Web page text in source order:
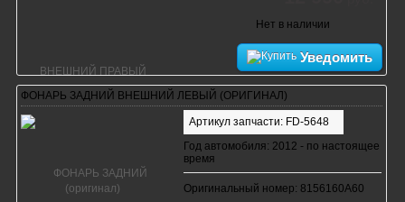
Нет в наличии
Уведомить
ФОНАРЬ ЗАДНИЙ ВНЕШНИЙ ЛЕВЫЙ (ОРИГИНАЛ)
Артикул запчасти: FD-5648
Год автомобиля: 2012 - по настоящее
время
Оригинальный номер: 8156160A60